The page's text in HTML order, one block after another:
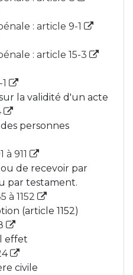
: article 9-1
: article 15-3
la validité d'un acte
personnes
911
de recevoir par
par testament.
à 1152
(article 1152)
effet
civile